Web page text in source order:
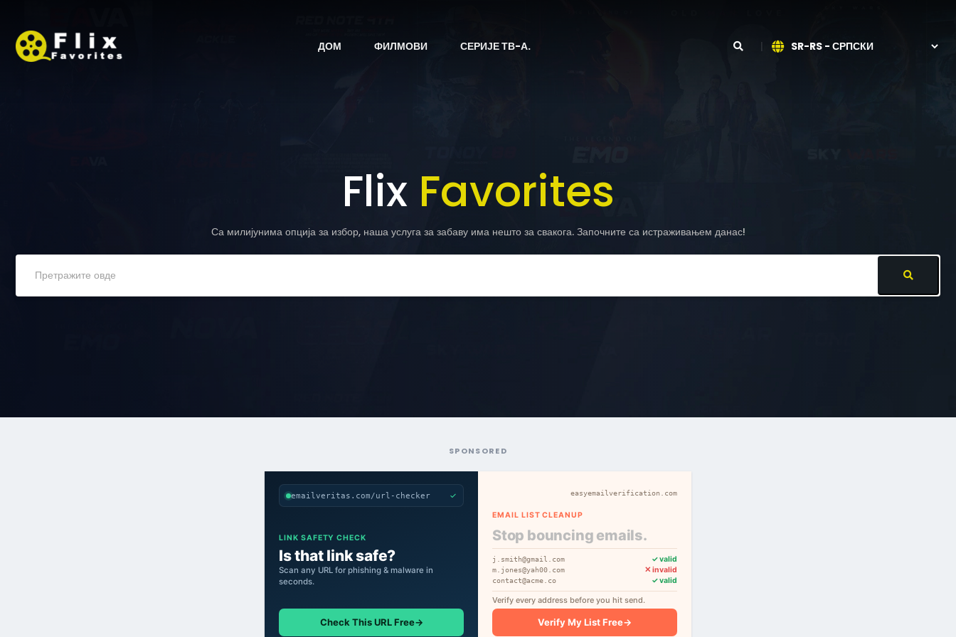
ДОМ ФИЛМОВИ СЕРИЈЕ ТВ-А.
Flix Favorites
Са милијунима опција за избор, наша услуга за забаву има нешто за свакога. Започните са истраживањем данас!
SPONSORED
emailveritas.com/url-checker ✓
LINK SAFETY CHECK
Is that link safe?
Scan any URL for phishing & malware in
seconds.
Check This URL Free→
easyemailverification.com
EMAIL LIST CLEANUP
Stop bouncing emails.
j.smith@gmail.com ✓ valid
m.jones@yah00.com ✕ invalid
contact@acme.co ✓ valid
Verify every address before you hit send.
Verify My List Free→